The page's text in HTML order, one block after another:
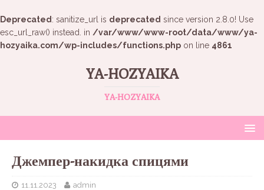
Deprecated : sanitize_url is deprecated since version 2.8.0! Use
esc_url_raw() instead. in /var/www/www-root/data/www/ya-
hozyaika.com/wp-includes/functions.php on line 4861
YA-HOZYAIKA
YA-HOZYAIKA
Джемпер-накидка спицями
11.11.2023 admin